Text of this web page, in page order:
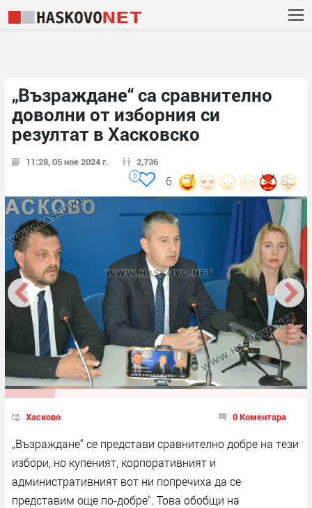
„Възраждане“ са сравнително
доволни от изборния си
резултат в Хасковско
11:28, 05 ное 2024 г. 2,736
6
0
Хасково 0 Коментара
„Възраждане“ се представи сравнително добре на тези
избори, но купеният, корпоративният и
административният вот ни попречиха да се
представим още по-добре“. Това обобщи на